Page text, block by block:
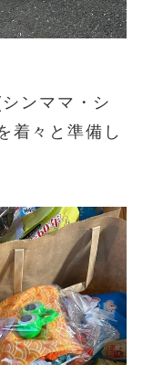
ンママ・シ
着々と準備し